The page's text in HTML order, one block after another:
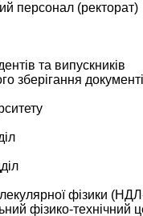
персонал (ректорат)
та випускників
зберігання
фізики
фізико-